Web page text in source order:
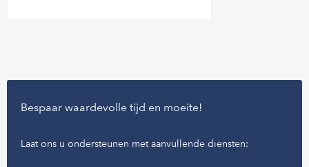
Bespaar waardevolle tijd en moeite!
Laat ons u ondersteunen met aanvullende diensten: